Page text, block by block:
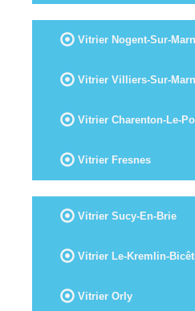
Vitrier Nogent-Sur-
Vitrier Villiers-Sur-
Vitrier Charenton-Le-
Vitrier Fresnes
Vitrier Sucy-En-Brie
Vitrier Le-Kremlin-
Vitrier Orly